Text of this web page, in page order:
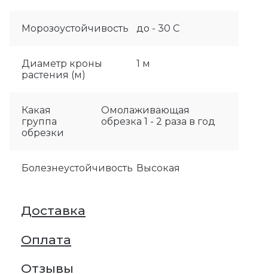
Морозоустойчивость до - 30 С
Диаметр кроны
растения (м)
1 м
Какая
группа
обрезки
Омолаживающая
обрезка 1 - 2 раза в год
Болезнеустойчивость Высокая
Доставка
Оплата
Отзывы